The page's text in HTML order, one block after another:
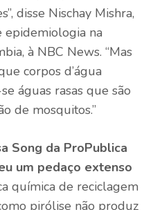
disse Nischay Mishra,
epidemiologia na
à NBC News. “Mas
corpos d’água
águas rasas que são
de mosquitos.”
Song da ProPublica
um pedaço extenso
química de reciclagem
pirólise não produz